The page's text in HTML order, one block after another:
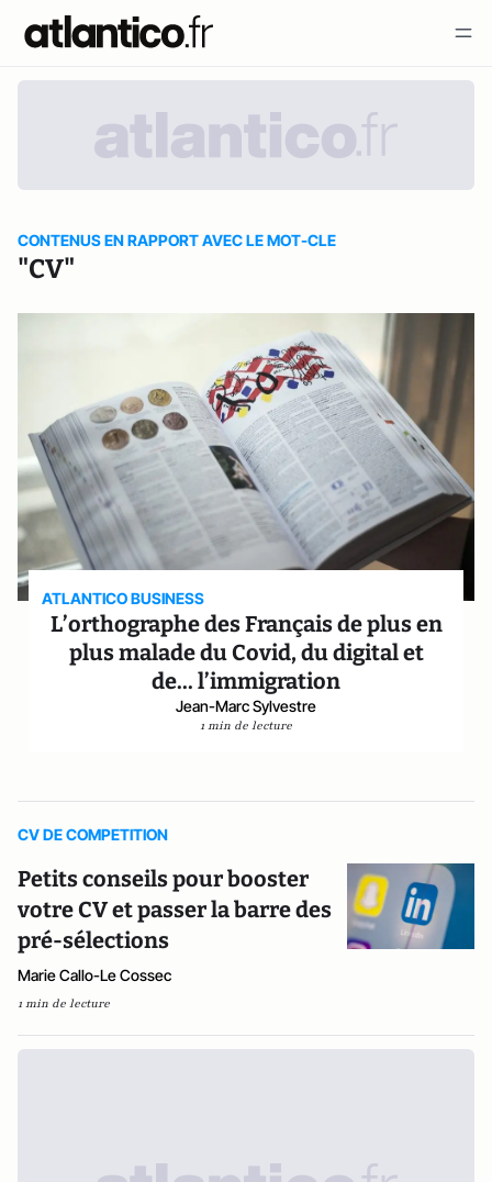
CONTENUS EN RAPPORT AVEC LE MOT-CLE
"CV"
ATLANTICO BUSINESS
L’orthographe des Français de plus en
plus malade du Covid, du digital et
de... l’immigration
Jean-Marc Sylvestre
1 min de lecture
CV DE COMPETITION
Petits conseils pour booster
votre CV et passer la barre des
pré-sélections
Marie Callo-Le Cossec
1 min de lecture